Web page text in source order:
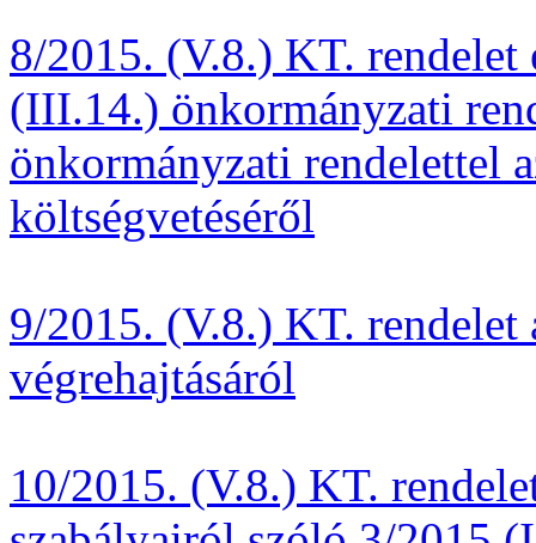
8/2015. (V.8.) KT. rendelet
(III.14.) önkormányzati
önkormányzati rendelettel
költségvetéséről
9/2015. (V.8.) KT.
végrehajtásáról
10/2015. (V.8.) KT.